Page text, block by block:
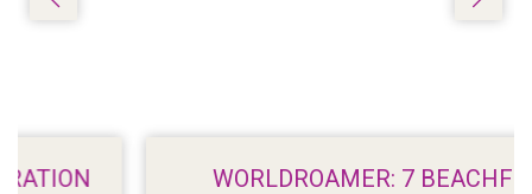
WORLDROAMER: 7 BEACHFRONT